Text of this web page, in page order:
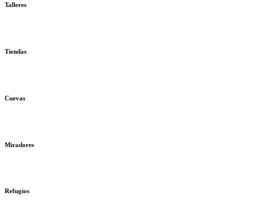
Talleres
Tiendas
Cuevas
Miradores
Refugios